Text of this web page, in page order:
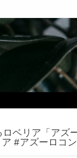
ロベリア「ア
#アズーロコ